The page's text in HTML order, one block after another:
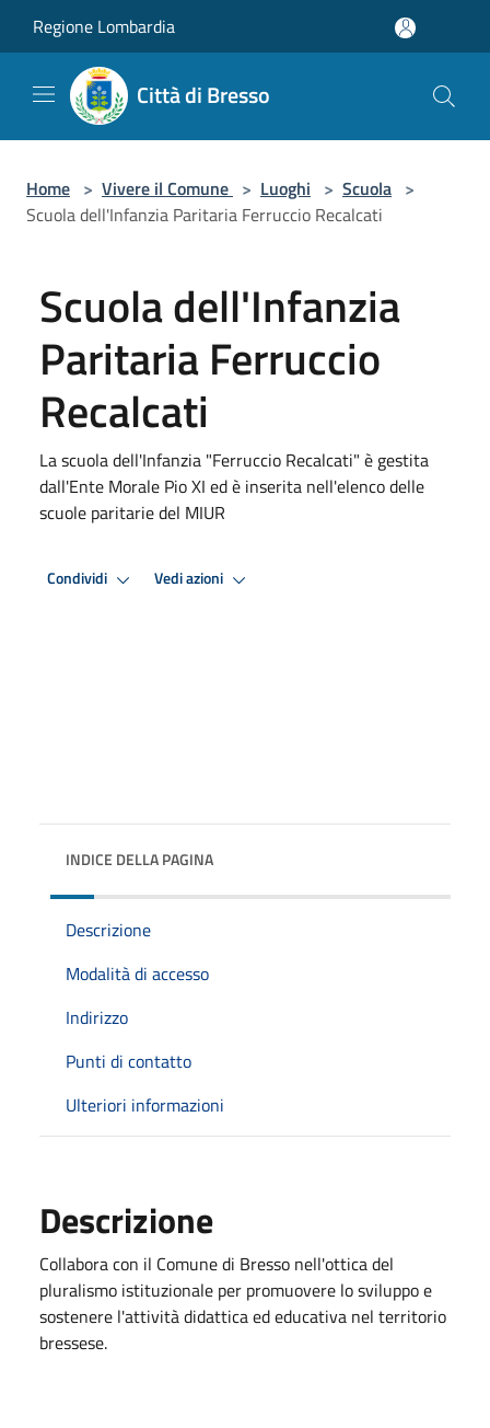
Regione Lombardia
Città di Bresso
Home > Vivere il Comune > Luoghi > Scuola >
Scuola dell'Infanzia Paritaria Ferruccio Recalcati
Scuola dell'Infanzia
Paritaria Ferruccio
Recalcati
La scuola dell'Infanzia "Ferruccio Recalcati" è gestita
dall'Ente Morale Pio XI ed è inserita nell'elenco delle
scuole paritarie del MIUR
Condividi Vedi azioni
INDICE DELLA PAGINA
Descrizione
Modalità di accesso
Indirizzo
Punti di contatto
Ulteriori informazioni
Descrizione
Collabora con il Comune di Bresso nell'ottica del
pluralismo istituzionale per promuovere lo sviluppo e
sostenere l'attività didattica ed educativa nel territorio
bressese.